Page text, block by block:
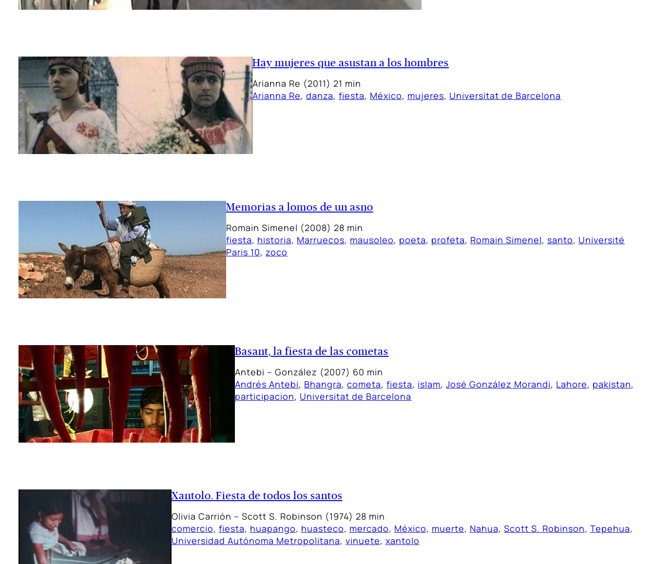
Hay mujeres que asustan a los hombres
Arianna Re (2011) 21 min
Arianna Re, danza, fiesta, México, mujeres, Universitat de Barcelona
Memorias a lomos de un asno
Romain Simenel (2008) 28 min
fiesta, historia, Marruecos, mausoleo, poeta, profeta, Romain Simenel, santo, Université
Paris 10, zoco
Basant, la fiesta de las cometas
Antebi – González (2007) 60 min
Andrés Antebi, Bhangra, cometa, fiesta, islam, José González Morandi, Lahore, pakistan
participacion, Universitat de Barcelona
Xantolo. Fiesta de todos los santos
Olivia Carrión – Scott S. Robinson (1974) 28 min
comercio, fiesta, huapango, huasteco, mercado, México, muerte, Nahua, Scott S. Robinson, Tepehua
Universidad Autónoma Metropolitana, vinuete, xantolo